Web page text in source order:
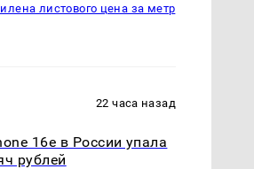
листового цена за метр
22 часа назад
16e в России упала
рублей